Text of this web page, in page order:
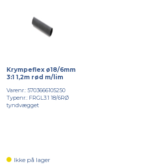
Krympeflex ø18/6mm
3:1 1,2m rød m/lim
Varenr.: 5703666105250
Typenr.: FRGL3:1 18/6RØ
tyndvægget
Ikke på lager